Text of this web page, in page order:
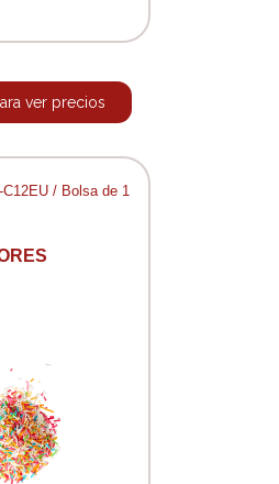
ver precios
/ Bolsa de 1